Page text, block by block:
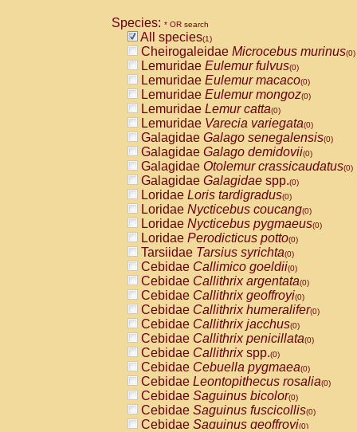
Species: * OR search
All species(1)
Cheirogaleidae Microcebus murinus(0)
Lemuridae Eulemur fulvus(0)
Lemuridae Eulemur macaco(0)
Lemuridae Eulemur mongoz(0)
Lemuridae Lemur catta(0)
Lemuridae Varecia variegata(0)
Galagidae Galago senegalensis(0)
Galagidae Galago demidovii(0)
Galagidae Otolemur crassicaudatus(0)
Galagidae Galagidae spp.(0)
Loridae Loris tardigradus(0)
Loridae Nycticebus coucang(0)
Loridae Nycticebus pygmaeus(0)
Loridae Perodicticus potto(0)
Tarsiidae Tarsius syrichta(0)
Cebidae Callimico goeldii(0)
Cebidae Callithrix argentata(0)
Cebidae Callithrix geoffroyi(0)
Cebidae Callithrix humeralifer(0)
Cebidae Callithrix jacchus(0)
Cebidae Callithrix penicillata(0)
Cebidae Callithrixspp.(0)
Cebidae Cebuella pygmaea(0)
Cebidae Leontopithecus rosalia(0)
Cebidae Saguinus bicolor(0)
Cebidae Saguinus fuscicollis(0)
Cebidae Saguinus geoffroyi(0)